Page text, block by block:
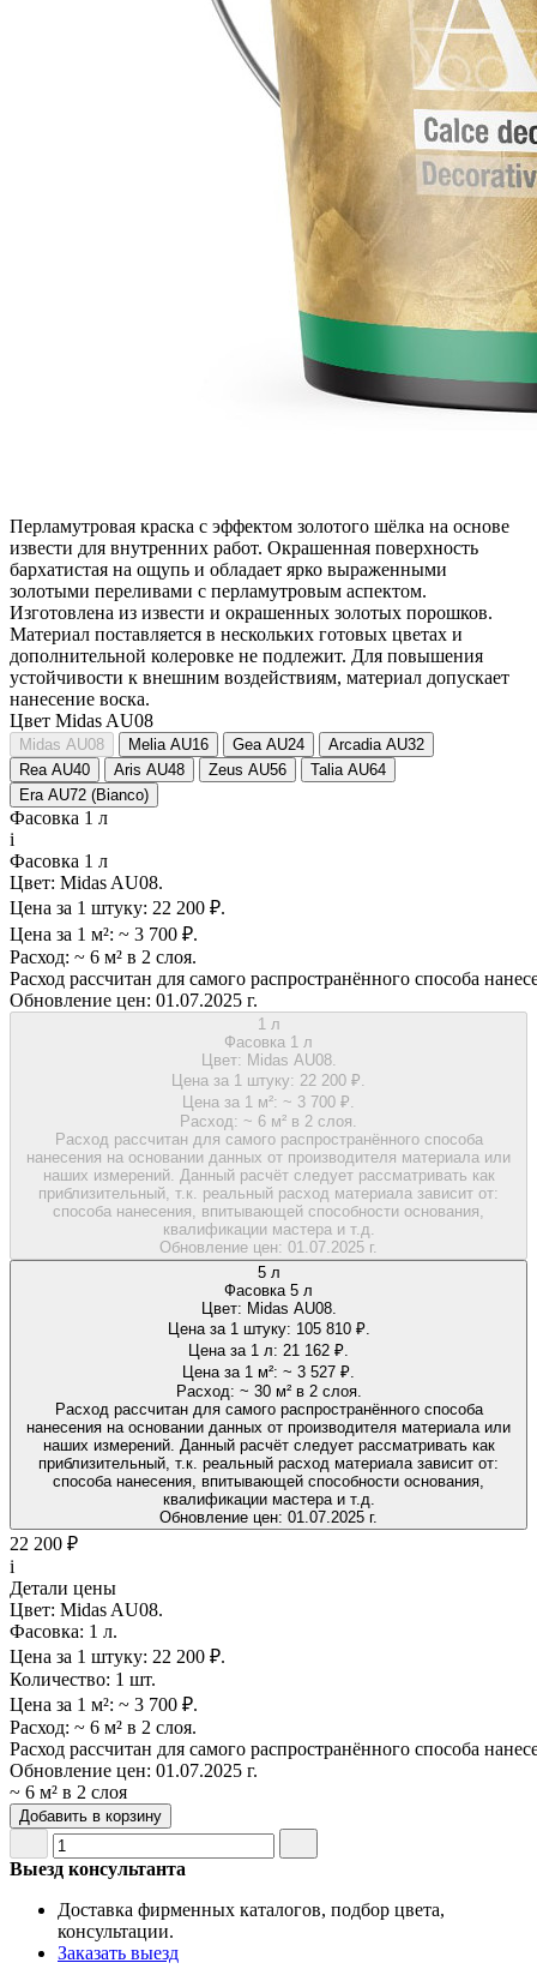
Перламутровая краска с эффектом золотого шёлка на основе
извести для внутренних работ. Окрашенная поверхность
бархатистая на ощупь и обладает ярко выраженными
золотыми переливами с перламутровым аспектом.
Изготовлена из извести и окрашенных золотых порошков.
Материал поставляется в нескольких готовых цветах и
дополнительной колеровке не подлежит. Для повышения
устойчивости к внешним воздействиям, материал допускает
нанесение воска.
Цвет Midas AU08
Midas AU08 Melia AU16 Gea AU24
Arcadia AU32
Rea AU40
Aris AU48 Zeus AU56
Talia AU64
Era AU72 (Bianco)
Фасовка 1 л
i
Фасовка 1 л
Цвет: Midas AU08.
Цена за 1 штуку: 22 200 ₽.
Цена за 1 м²: ~ 3 700 ₽.
Расход: ~ 6 м² в 2 слоя.
Расход рассчитан для самого распространённого способа
Обновление цен: 01.07.2025 г.
1 л
Фасовка 1 л
Цвет: Midas AU08.
Цена за 1 штуку: 22 200 ₽.
Цена за 1 м²: ~ 3 700 ₽.
Расход: ~ 6 м² в 2 слоя.
Расход рассчитан для самого распространённого способа
нанесения на основании данных от производителя материала или
наших измерений. Данный расчёт следует рассматривать как
приблизительный, т.к. реальный расход материала зависит от:
способа нанесения, впитывающей способности основания,
квалификации мастера и т.д.
Обновление цен: 01.07.2025 г.
5 л
Фасовка 5 л
Цвет: Midas AU08.
Цена за 1 штуку: 105 810 ₽.
Цена за 1 л: 21 162 ₽.
Цена за 1 м²: ~ 3 527 ₽.
Расход: ~ 30 м² в 2 слоя.
Расход рассчитан для самого распространённого способа
нанесения на основании данных от производителя материала или
наших измерений. Данный расчёт следует рассматривать как
приблизительный, т.к. реальный расход материала зависит от:
способа нанесения, впитывающей способности основания,
квалификации мастера и т.д.
Обновление цен: 01.07.2025 г.
22 200 ₽
i
Детали цены
Цвет: Midas AU08.
Фасовка: 1 л.
Цена за 1 штуку: 22 200 ₽.
Количество: 1 шт.
Цена за 1 м²: ~ 3 700 ₽.
Расход: ~ 6 м² в 2 слоя.
Расход рассчитан для самого распространённого способа
Обновление цен: 01.07.2025 г.
~ 6 м² в 2 слоя
Добавить в корзину
Выезд консультанта
Доставка фирменных каталогов, подбор цвета,
консультации.
Заказать выезд